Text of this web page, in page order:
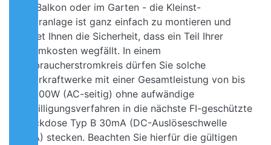
am Balkon oder im Garten - die Kleinst-
Solaranlage ist ganz einfach zu montieren und
bietet Ihnen die Sicherheit, dass ein Teil Ihrer
Stromkosten wegfällt. In einem
Verbraucherstromkreis dürfen Sie solche
Solarkraftwerke mit einer Gesamtleistung von bis
zu 600W (AC-seitig) ohne aufwändige
Bewilligungsverfahren in die nächste FI-geschützte
Steckdose Typ B 30mA (DC-Auslöseschwelle
6mA) stecken. Beachten Sie hierfür die gültigen